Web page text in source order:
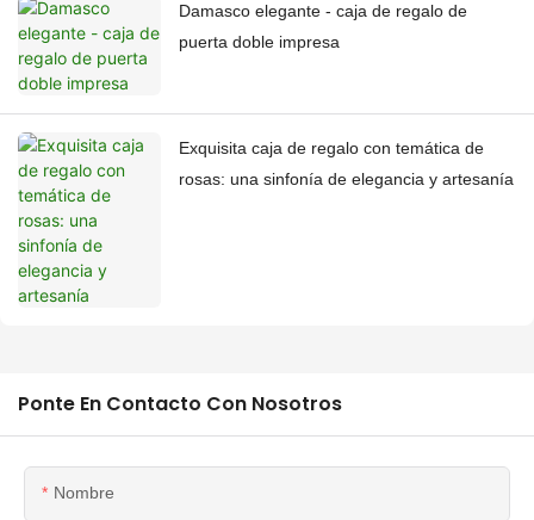
Damasco elegante - caja de regalo de
puerta doble impresa
Exquisita caja de regalo con temática de
rosas: una sinfonía de elegancia y artesanía
Ponte En Contacto Con Nosotros
Nombre